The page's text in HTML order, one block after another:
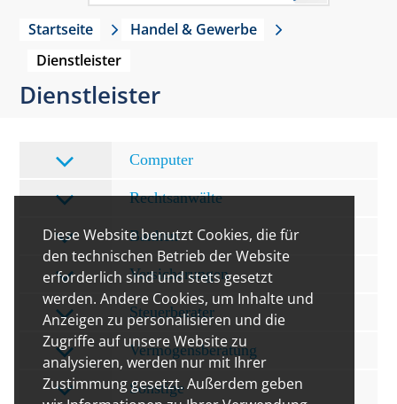
Diese Website benutzt Cookies, die für
den technischen Betrieb der Website
erforderlich sind und stets gesetzt
werden. Andere Cookies, um Inhalte und
Anzeigen zu personalisieren und die
Zugriffe auf unsere Website zu
analysieren, werden nur mit Ihrer
Zustimmung gesetzt. Außerdem geben
Startseite
Handel & Gewerbe
Dienstleister
Dienstleister
Computer
Rechtsanwälte
Banken
Versicherungen
Steuerberater
Vermögensberatung
Sonstige